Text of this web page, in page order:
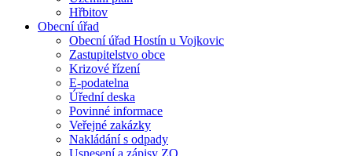
Hřbitov
Obecní úřad
Obecní úřad Hostín u Vojkovic
Zastupitelstvo obce
Krizové řízení
E-podatelna
Úřední deska
Povinné informace
Veřejné zakázky
Nakládání s odpady
Usnesení a zápisy ZO